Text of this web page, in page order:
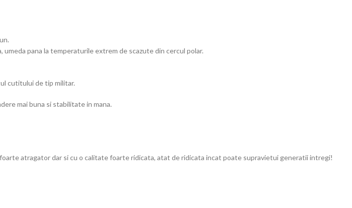
pana la temperaturile extrem de scazute din cercul polar.
cutitului de tip militar.
mai buna si stabilitate in mana.
atragator dar si cu o calitate foarte ridicata, atat de ridicata incat poate supravietui generatii intregi!